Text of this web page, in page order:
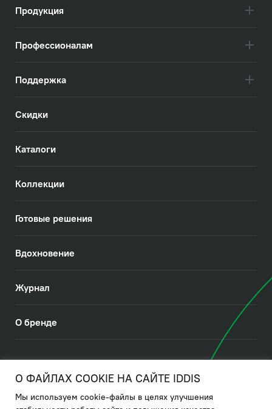
Продукция
Профессионалам
Поддержка
Скидки
Каталоги
Коллекции
Готовые решения
Вдохновение
Журнал
О бренде
Политика в отношении использования файлов cookies
О ФАЙЛАХ COOKIE НА САЙТЕ IDDIS
Мы используем cookie-файлы в целях улучшения